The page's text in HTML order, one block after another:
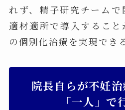
れず、精子研究チーム
適材適所で導入するこ
の個別化治療を実現でき
院長自らが不妊
「一人」で